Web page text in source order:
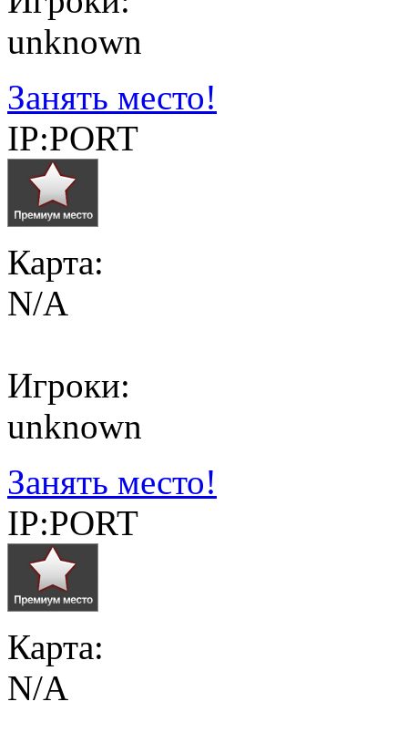
unknown
Занять место!
IP:PORT
Карта:
N/A
Игроки:
unknown
Занять место!
IP:PORT
Карта:
N/A